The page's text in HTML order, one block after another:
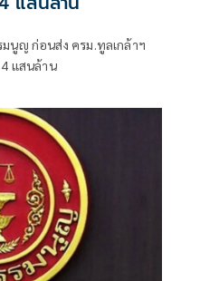
มนูญ ก่อนส่ง ครม.ทูลเกล้าฯ
แสนล้าน